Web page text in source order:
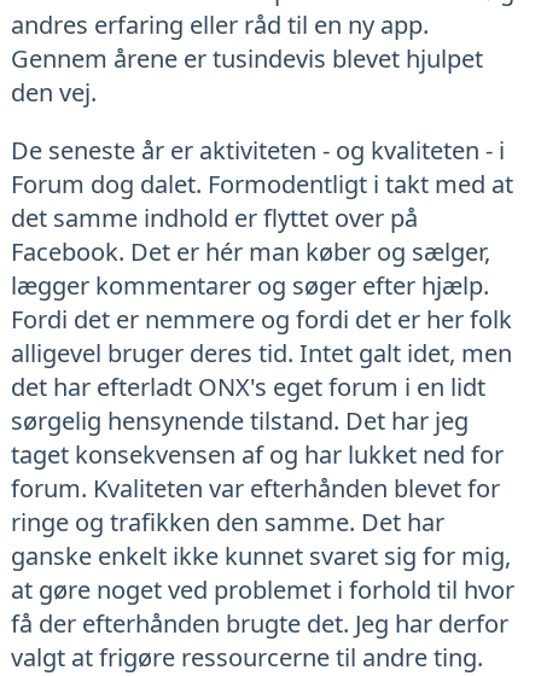
andres erfaring eller råd til en ny app.
Gennem årene er tusindevis blevet hjulpet
den vej.
De seneste år er aktiviteten - og kvaliteten - i
Forum dog dalet. Formodentligt i takt med at
det samme indhold er flyttet over på
Facebook. Det er hér man køber og sælger,
lægger kommentarer og søger efter hjælp.
Fordi det er nemmere og fordi det er her folk
alligevel bruger deres tid. Intet galt idet, men
det har efterladt ONX's eget forum i en lidt
sørgelig hensynende tilstand. Det har jeg
taget konsekvensen af og har lukket ned for
forum. Kvaliteten var efterhånden blevet for
ringe og trafikken den samme. Det har
ganske enkelt ikke kunnet svaret sig for mig,
at gøre noget ved problemet i forhold til hvor
få der efterhånden brugte det. Jeg har derfor
valgt at frigøre ressourcerne til andre ting.